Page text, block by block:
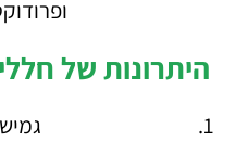
היתרונות של